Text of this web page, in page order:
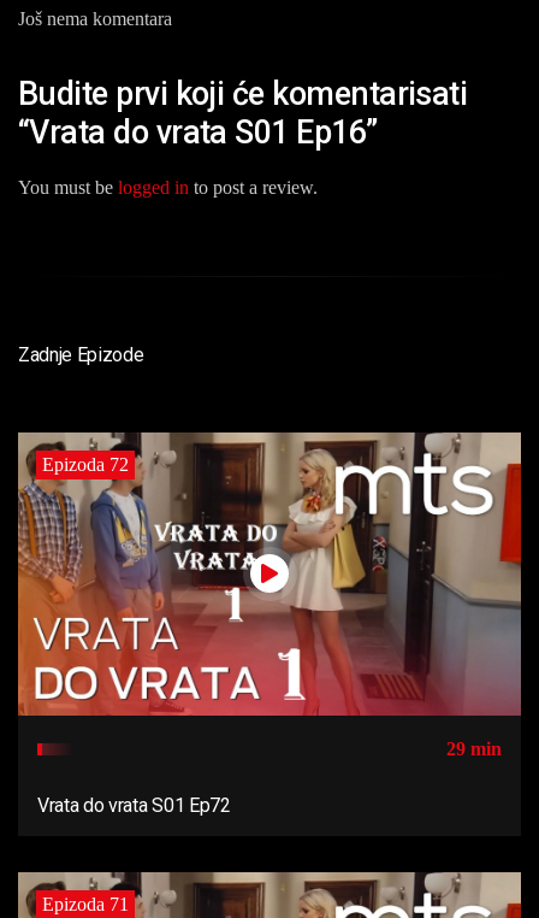
Još nema komentara
Budite prvi koji će komentarisati
“Vrata do vrata S01 Ep16”
You must be logged in to post a review.
Zadnje Epizode
Epizoda 72
29 min
Vrata do vrata S01 Ep72
Epizoda 71